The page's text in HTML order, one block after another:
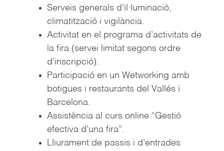
Serveis generals d’il·luminació,
climatització i vigilància.
Activitat en el programa d’activitats de
la fira (servei limitat segons ordre
d’inscripció).
Participació en un Wetworking amb
botigues i restaurants del Vallés i
Barcelona.
Assistència al curs online “Gestió
efectiva d’una fira”.
Lliurament de passis i d’entrades